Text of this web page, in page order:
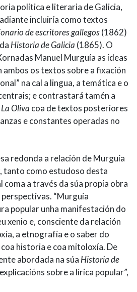
política e literaria de Galicia,
incluiría como textos
de escritores gallegos(1862)
Historia de Galicia (1865). O
Manuel Murguía as ideas
ambos os textos sobre a fixación
na cal a lingua, a temática e o
e contrastará tamén a
La Oliva coa de textos posteriores
e constantes operadas no
redonda a relación de Murguía
tanto como estudoso desta
a través da súa propia obra
“Murguía
popular unha manifestación do
xenio e, consciente da relación
a etnografía e o saber do
historia e coa mitoloxía. De
abordada na súa Historia de
sobre a lírica popular”,